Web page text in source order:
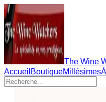
The Wine
Accueil BoutiqueMillésimes